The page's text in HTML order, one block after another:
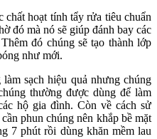
chất hoạt tính tẩy rửa tiêu chuẩn
đó mà nó sẽ giúp đánh bay các
đó chúng sẽ tạo thành lớp
như mới.
sạch hiệu quả nhưng chúng
thường được dùng để làm
hộ gia đình. Còn về cách sử
phun chúng nên khắp bề mặt
7 phút rồi dùng khăn mềm lau